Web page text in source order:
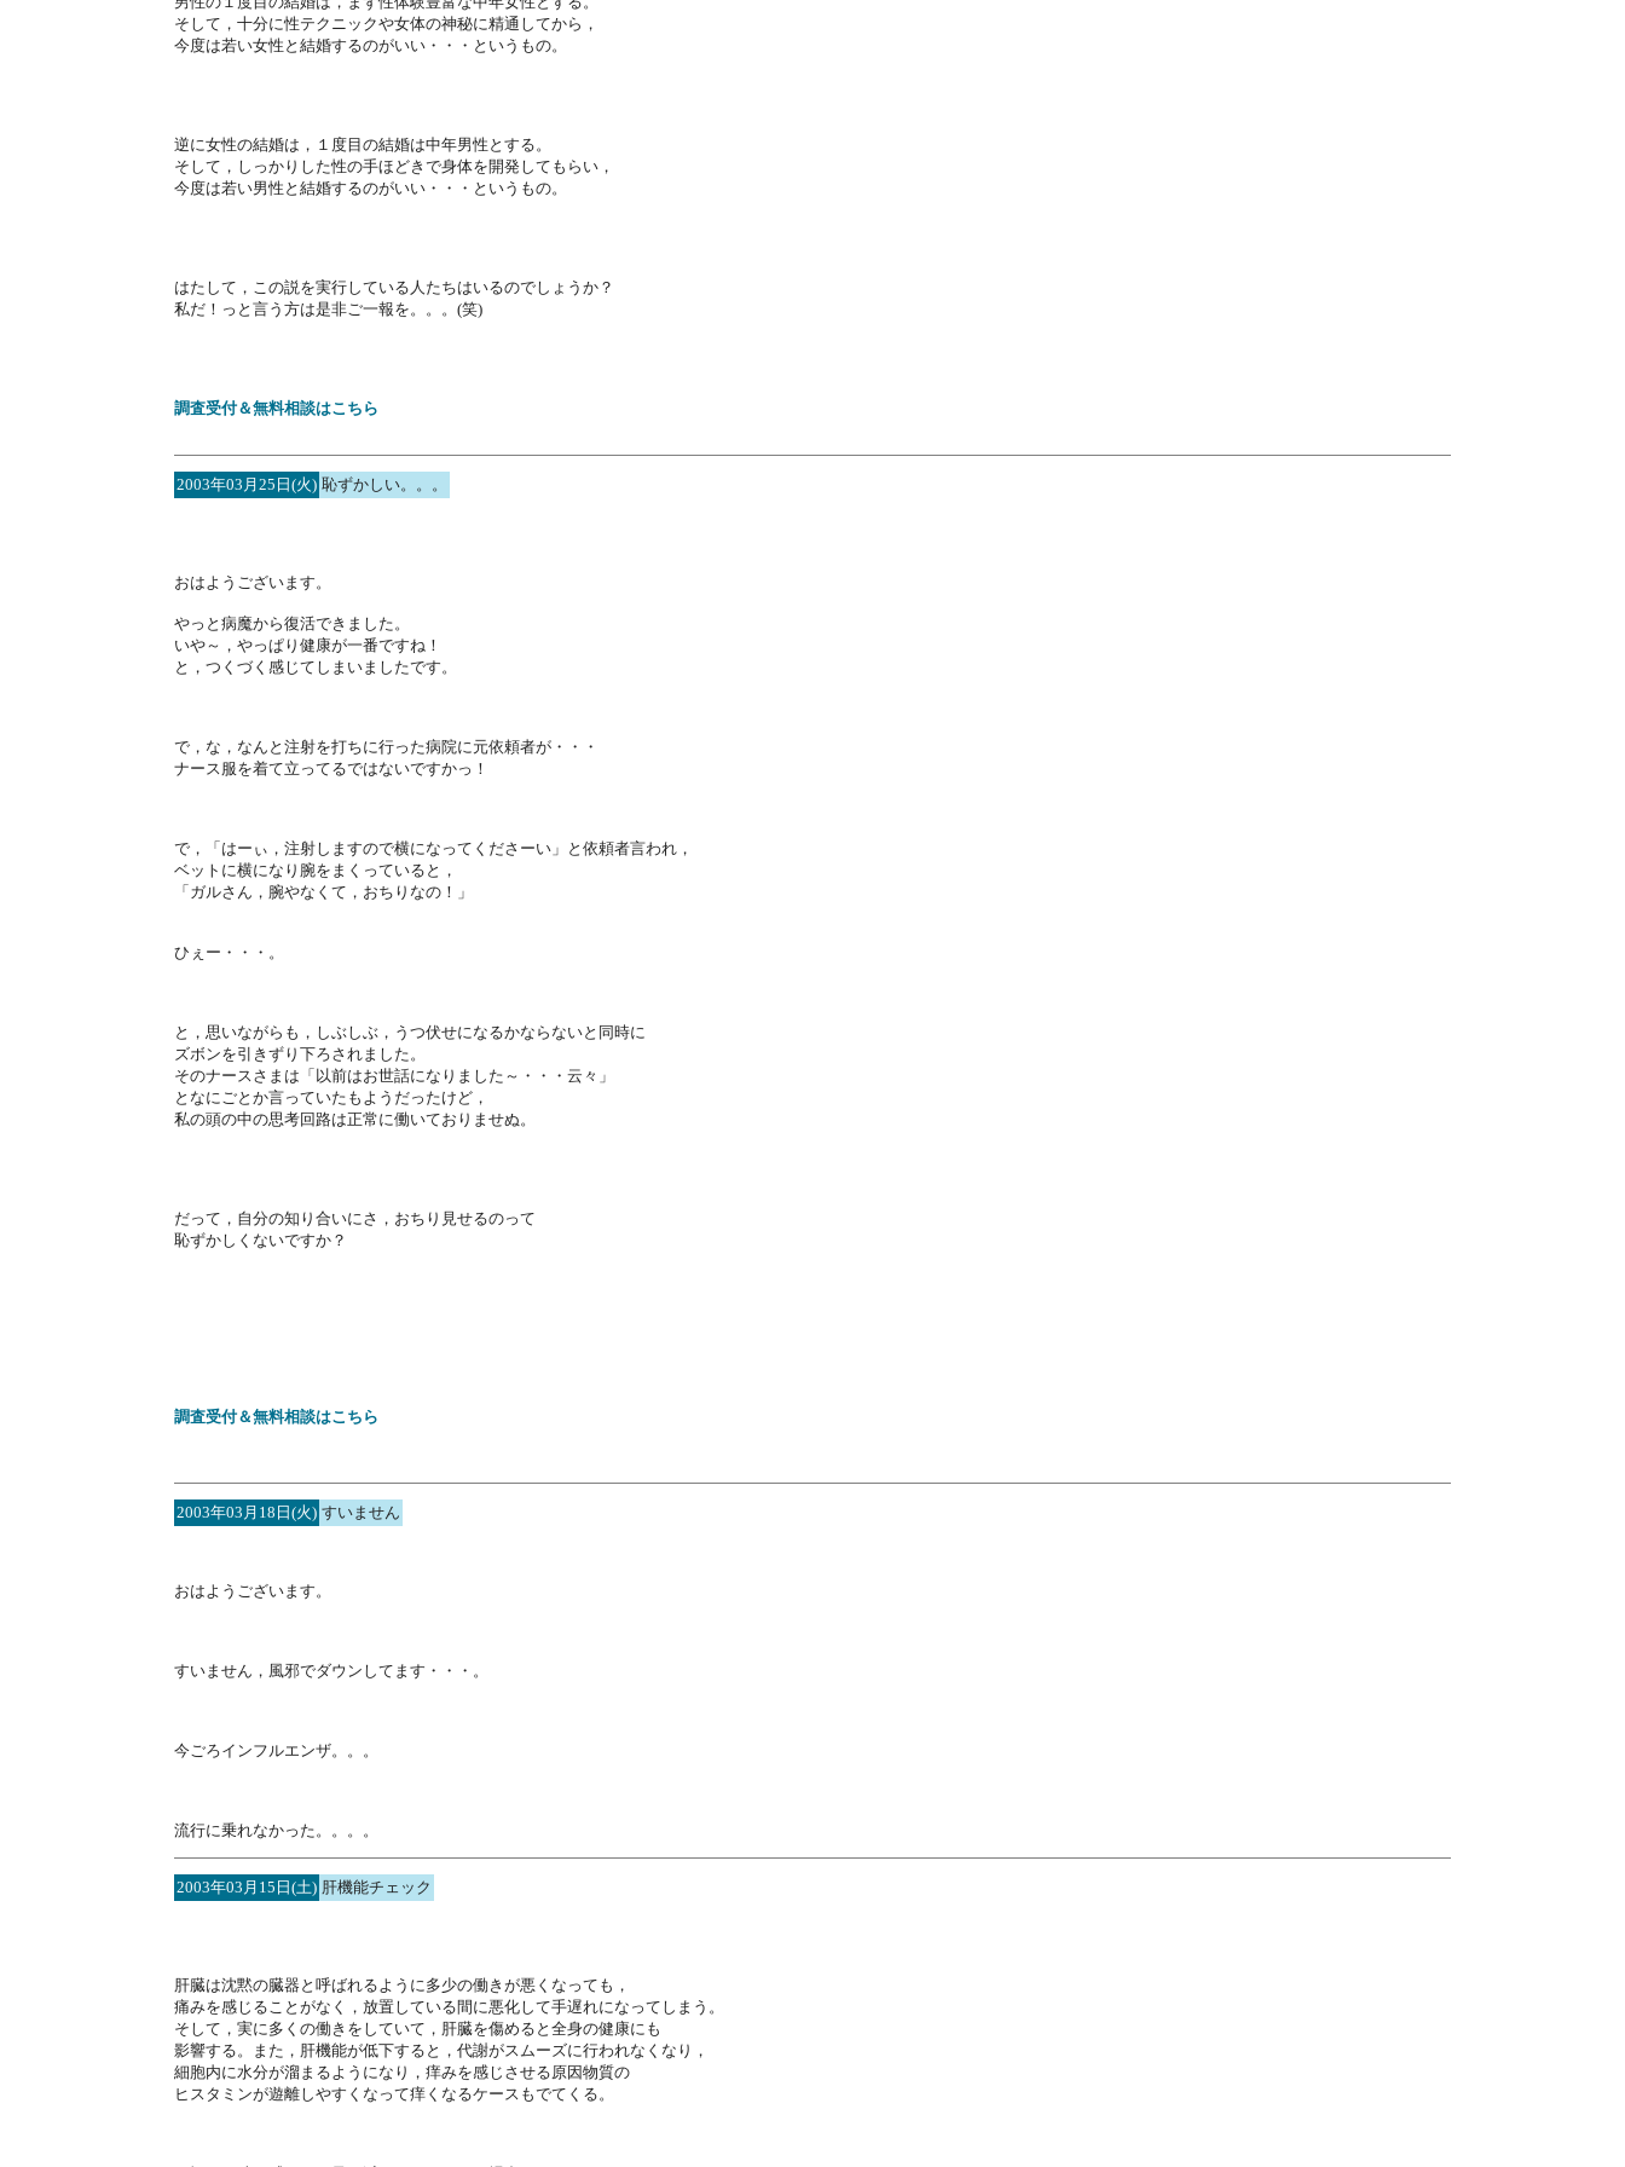
そして，十分に性テクニックや女体の神秘に精通してから，
今度は若い女性と結婚するのがいい・・・というもの。
逆に女性の結婚は，１度目の結婚は中年男性とする。
そして，しっかりした性の手ほどきで身体を開発してもらい，
今度は若い男性と結婚するのがいい・・・というもの。
はたして，この説を実行している人たちはいるのでしょうか？
私だ！っと言う方は是非ご一報を。。。(笑)
調査受付＆無料相談はこちら
2003年03月25日(火) 恥ずかしい。。。
おはようございます。
やっと病魔から復活できました。
いや～，やっぱり健康が一番ですね！
と，つくづく感じてしまいましたです。
で，な，なんと注射を打ちに行った病院に元依頼者が・・・
ナース服を着て立ってるではないですかっ！
で，「はーぃ，注射しますので横になってくださーい」と依頼者言われ，
ベットに横になり腕をまくっていると，
「ガルさん，腕やなくて，おちりなの！」
ひぇー・・・。
と，思いながらも，しぶしぶ，うつ伏せになるかならないと同時に
ズボンを引きずり下ろされました。
そのナースさまは「以前はお世話になりました～・・・云々」
となにごとか言っていたもようだったけど，
私の頭の中の思考回路は正常に働いておりませぬ。
だって，自分の知り合いにさ，おちり見せるのって
恥ずかしくないですか？
調査受付＆無料相談はこちら
2003年03月18日(火) すいません
おはようございます。
すいません，風邪でダウンしてます・・・。
今ごろインフルエンザ。。。
流行に乗れなかった。。。。
2003年03月15日(土) 肝機能チェック
肝臓は沈黙の臓器と呼ばれるように多少の働きが悪くなっても，
痛みを感じることがなく，放置している間に悪化して手遅れになってしまう。
そして，実に多くの働きをしていて，肝臓を傷めると全身の健康にも
影響する。また，肝機能が低下すると，代謝がスムーズに行われなくなり，
細胞内に水分が溜まるようになり，痒みを感じさせる原因物質の
ヒスタミンが遊離しやすくなって痒くなるケースもでてくる。